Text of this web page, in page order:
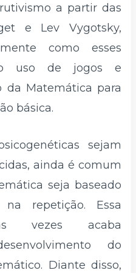
a partir das
e Lev Vygotsky,
como esses
o uso de jogos e
da Matemática para
básica.
sejam
ainda é comum
seja baseado
repetição. Essa
vezes acaba
do
Diante disso,